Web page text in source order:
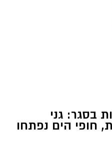
בסגר: גני
חופי הים נפתחו